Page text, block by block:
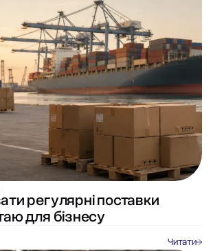
регулярні поставки
для бізнесу
Читати